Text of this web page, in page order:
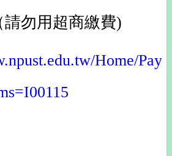
勿用超商繳費)
Home/